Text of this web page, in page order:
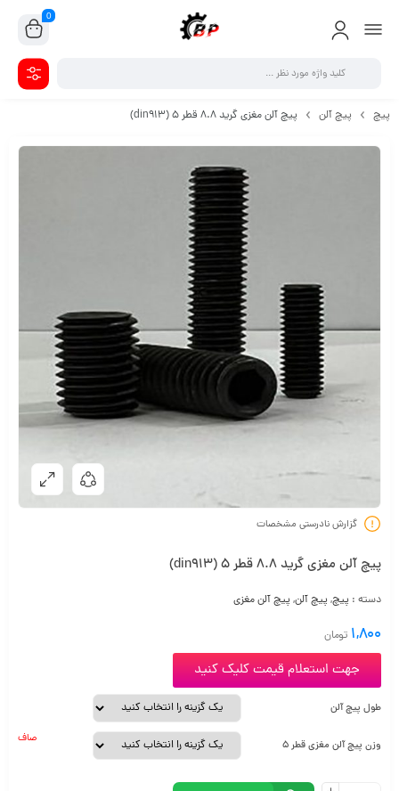
0
پیچ پیچ آلن پیچ آلن مغزی گرید 8.8 قطر 5 (din913)
گزارش نادرستی مشخصات
پیچ آلن مغزی گرید 8.8 قطر 5 (din913)
دسته : پیچ, پیچ آلن, پیچ آلن مغزی
1,800 تومان
جهت استعلام قیمت کلیک کنید
طول پیچ آلن
وزن پیچ آلن مغزی قطر 5 صاف